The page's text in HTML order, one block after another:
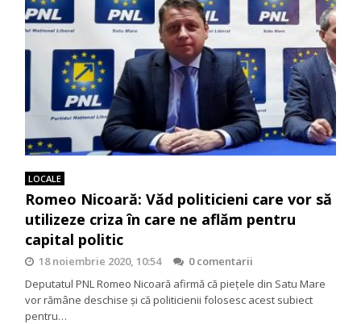
LOCALE
Romeo Nicoară: Văd politicieni care vor să
utilizeze criza în care ne aflăm pentru
capital politic
18 noiembrie 2020, 10:54
0 comentarii
Deputatul PNL Romeo Nicoară afirmă că pieţele din Satu Mare
vor rămâne deschise şi că politicienii folosesc acest subiect
pentru…